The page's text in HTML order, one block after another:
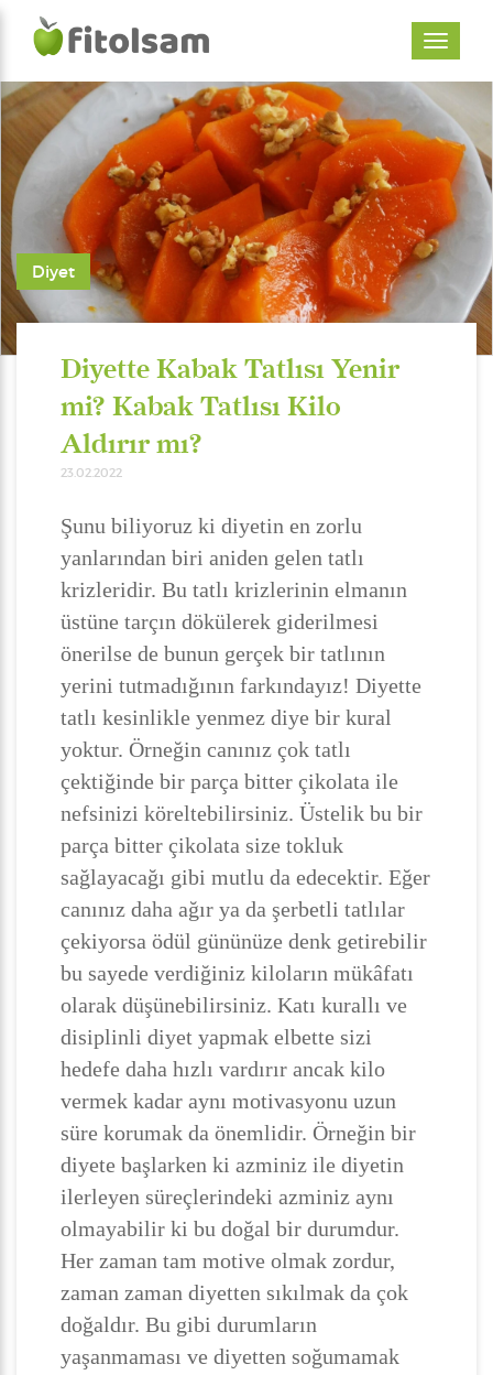
Diyet
Diyette Kabak Tatlısı Yenir
mi? Kabak Tatlısı Kilo
Aldırır mı?
23.02.2022
Şunu biliyoruz ki diyetin en zorlu
yanlarından biri aniden gelen tatlı
krizleridir. Bu tatlı krizlerinin elmanın
üstüne tarçın dökülerek giderilmesi
önerilse de bunun gerçek bir tatlının
yerini tutmadığının farkındayız! Diyette
tatlı kesinlikle yenmez diye bir kural
yoktur. Örneğin canınız çok tatlı
çektiğinde bir parça bitter çikolata ile
nefsinizi köreltebilirsiniz. Üstelik bu bir
parça bitter çikolata size tokluk
sağlayacağı gibi mutlu da edecektir. Eğer
canınız daha ağır ya da şerbetli tatlılar
çekiyorsa ödül gününüze denk getirebilir
bu sayede verdiğiniz kiloların mükâfatı
olarak düşünebilirsiniz. Katı kurallı ve
disiplinli diyet yapmak elbette sizi
hedefe daha hızlı vardırır ancak kilo
vermek kadar aynı motivasyonu uzun
süre korumak da önemlidir. Örneğin bir
diyete başlarken ki azminiz ile diyetin
ilerleyen süreçlerindeki azminiz aynı
olmayabilir ki bu doğal bir durumdur.
Her zaman tam motive olmak zordur,
zaman zaman diyetten sıkılmak da çok
doğaldır. Bu gibi durumların
yaşanmaması ve diyetten soğumamak